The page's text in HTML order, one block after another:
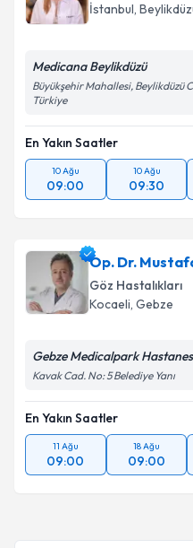
İstanbul,
Medicana Beylikdüzü
Büyükşehir Mahallesi, Beylikdüzü
Türkiye
En Yakın Saatler
10 Ağu
09:00
10 Ağu
09:30
Op. Dr.
Göz Hastalıkları
Kocaeli, Gebze
Gebze Medicalpark
Kavak Cad. No: 5 Belediye Yanı
En Yakın Saatler
11 Ağu
09:00
18 Ağu
09:00